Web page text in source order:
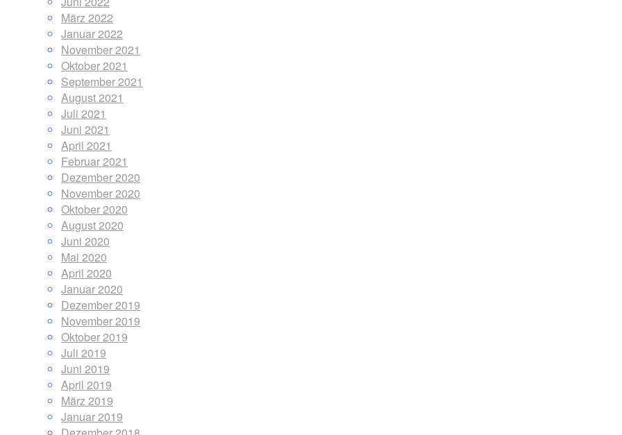
März 2022
Januar 2022
November 2021
Oktober 2021
September 2021
August 2021
Juli 2021
Juni 2021
April 2021
Februar 2021
Dezember 2020
November 2020
Oktober 2020
August 2020
Juni 2020
Mai 2020
April 2020
Januar 2020
Dezember 2019
November 2019
Oktober 2019
Juli 2019
Juni 2019
April 2019
März 2019
Januar 2019